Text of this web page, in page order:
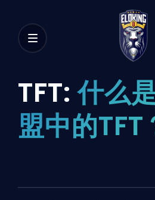
TFT: 什么
盟中的TFT